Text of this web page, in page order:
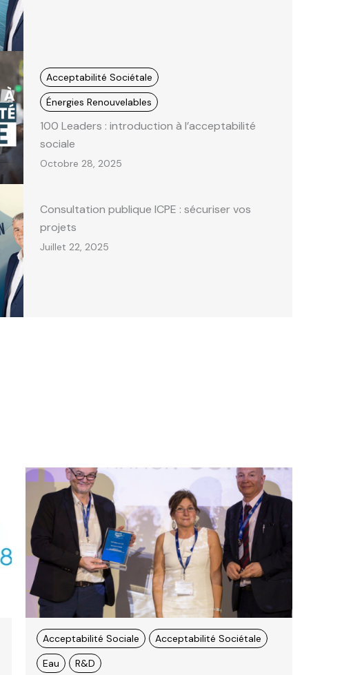
Acceptabilité Sociétale
Énergies Renouvelables
100 Leaders : introduction à l’acceptabilité
sociale
Octobre 28, 2025
Consultation publique ICPE : sécuriser vos
projets
Juillet 22, 2025
Acceptabilité Sociale
Acceptabilité Sociétale
Eau
R&D